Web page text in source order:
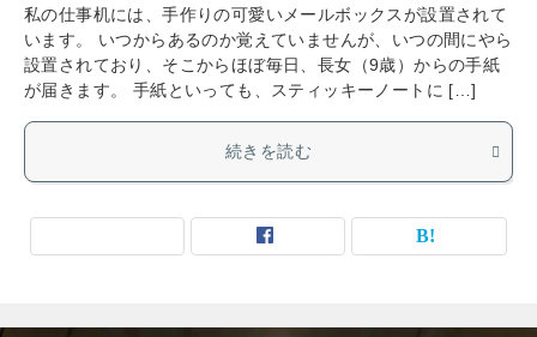
私の仕事机には、手作りの可愛いメールボックスが設置されて
います。 いつからあるのか覚えていませんが、いつの間にやら
設置されており、そこからほぼ毎日、長女（9歳）からの手紙
が届きます。 手紙といっても、スティッキーノートに […]
続きを読む